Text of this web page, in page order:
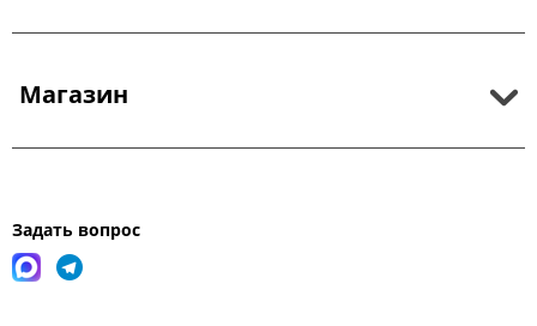
Магазин
Задать вопрос